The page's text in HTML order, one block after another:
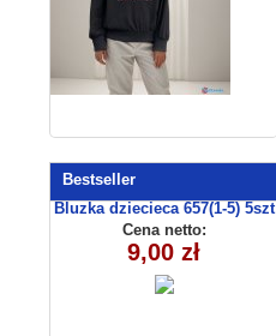
Bestseller
Bluzka dziecieca 657(1-5) 5szt
Cena netto:
9,00 zł